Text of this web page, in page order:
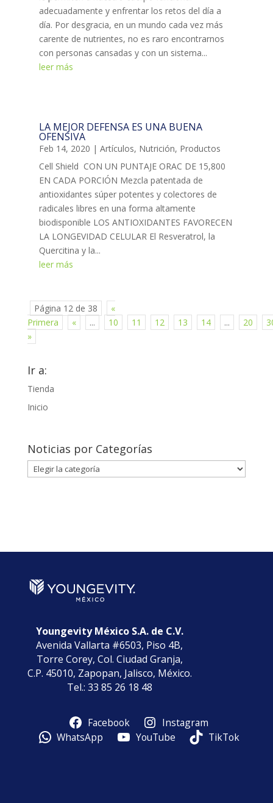
adecuadamente y enfrentar los retos del día a
día. Por desgracia, en un mundo cada vez más
carente de nutrientes, no es raro encontrarnos
con personas cansadas y con un sistema...
leer más
LA MEJOR DEFENSA ES UNA BUENA
OFENSIVA
Feb 14, 2020 | Artículos, Nutrición, Productos
Cell Shield CON UN PUNTAJE ORAC DE 15,800
EN CADA PORCIÓN Mezcla patentada de
antioxidantes súper potentes y colectores de
radicales libres en una forma altamente
biodisponible LOS ANTIOXIDANTES FAVORECEN
LA LONGEVIDAD CELULAR El Resveratrol, la
Quercitina y la...
leer más
Página 12 de 38
«
Primera
« ... 10 11 12 13 14 ... 20
»
Ir a:
Tienda
Inicio
Noticias por Categorías
Noticias
por
Youngevity México S.A. de C.V.
Avenida Vallarta #6503, Piso 4B,
Torre Corey, Col. Ciudad Granja,
C.P. 45010, Zapopan, Jalisco, México.
Tel.: 33 85 26 18 48
Facebook
Instagram
WhatsApp
YouTube TikTok